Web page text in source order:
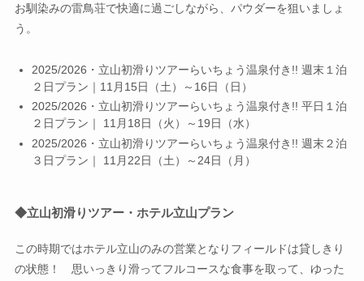
お馴染みの雷鳥荘で快適に過ごしながら、パウダーを狙いましょ
う。
2025/2026・立山初滑りツアーらいちょう温泉付き!! 週末１泊
２日プラン｜11月15日（土）～16日（日）
2025/2026・立山初滑りツアーらいちょう温泉付き!! 平日１泊
２日プラン｜ 11月18日（火）～19日（水）
2025/2026・立山初滑りツアーらいちょう温泉付き!! 週末２泊
３日プラン｜ 11月22日（土）～24日（月）
◆立山初滑りツアー・ホテル立山プラン
この時期ではホテル立山のみの営業となりフィールドは貸しきり
の状態！ 思いっきり滑ってフルコースな食事を取って、ゆった